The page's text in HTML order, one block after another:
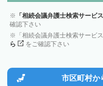
「相続会議弁護士検索サービ
確認下さい
「相続会議弁護士検索サービ
ら
をご確認下さい
市区町村か